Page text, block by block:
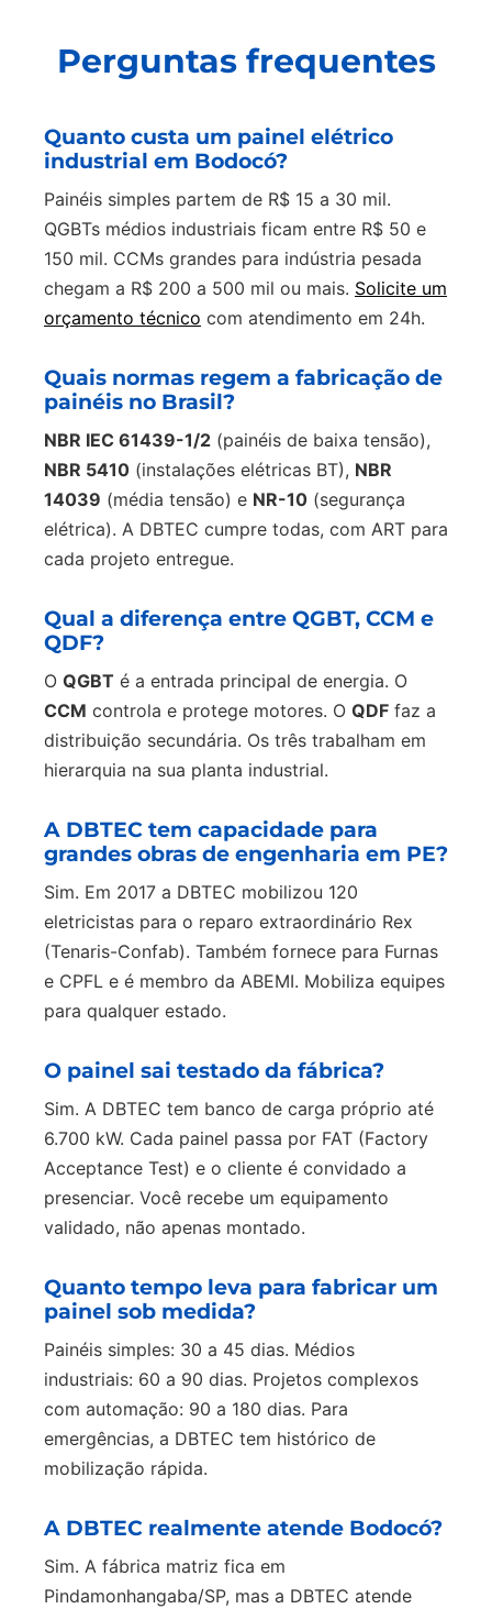
Perguntas frequentes
Quanto custa um painel elétrico
industrial em Bodocó?
Painéis simples partem de R$ 15 a 30 mil.
QGBTs médios industriais ficam entre R$ 50 e
150 mil. CCMs grandes para indústria pesada
chegam a R$ 200 a 500 mil ou mais. Solicite um
orçamento técnico com atendimento em 24h.
Quais normas regem a fabricação de
painéis no Brasil?
NBR IEC 61439-1/2 (painéis de baixa tensão),
NBR 5410 (instalações elétricas BT), NBR
14039 (média tensão) e NR-10 (segurança
elétrica). A DBTEC cumpre todas, com ART para
cada projeto entregue.
Qual a diferença entre QGBT, CCM e
QDF?
O QGBT é a entrada principal de energia. O
CCM controla e protege motores. O QDF faz a
distribuição secundária. Os três trabalham em
hierarquia na sua planta industrial.
A DBTEC tem capacidade para
grandes obras de engenharia em PE?
Sim. Em 2017 a DBTEC mobilizou 120
eletricistas para o reparo extraordinário Rex
(Tenaris-Confab). Também fornece para Furnas
e CPFL e é membro da ABEMI. Mobiliza equipes
para qualquer estado.
O painel sai testado da fábrica?
Sim. A DBTEC tem banco de carga próprio até
6.700 kW. Cada painel passa por FAT (Factory
Acceptance Test) e o cliente é convidado a
presenciar. Você recebe um equipamento
validado, não apenas montado.
Quanto tempo leva para fabricar um
painel sob medida?
Painéis simples: 30 a 45 dias. Médios
industriais: 60 a 90 dias. Projetos complexos
com automação: 90 a 180 dias. Para
emergências, a DBTEC tem histórico de
mobilização rápida.
A DBTEC realmente atende Bodocó?
Sim. A fábrica matriz fica em
Pindamonhangaba/SP, mas a DBTEC atende